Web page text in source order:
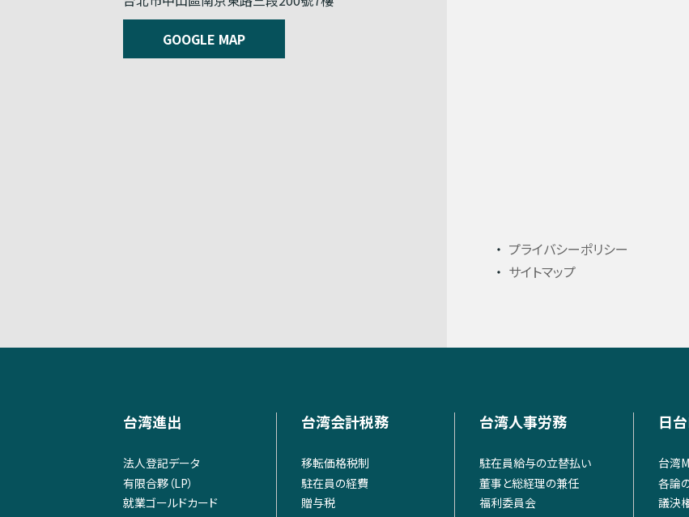
GOOGLE MAP
プライバシーポリシー
サイトマップ
台湾進出
法人登記データ
有限合夥（LP）
就業ゴールドカード
台湾会計税務
移転価格税制
駐在員の経費
贈与税
台湾人事労務
駐在員給与の立替払い
董事と総経理の兼任
福利委員会
日
台湾
各論
議決